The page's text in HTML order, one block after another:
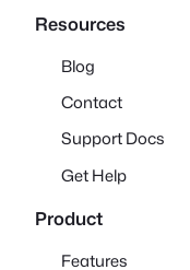
Resources
Blog
Contact
Support Docs
Get Help
Product
Features